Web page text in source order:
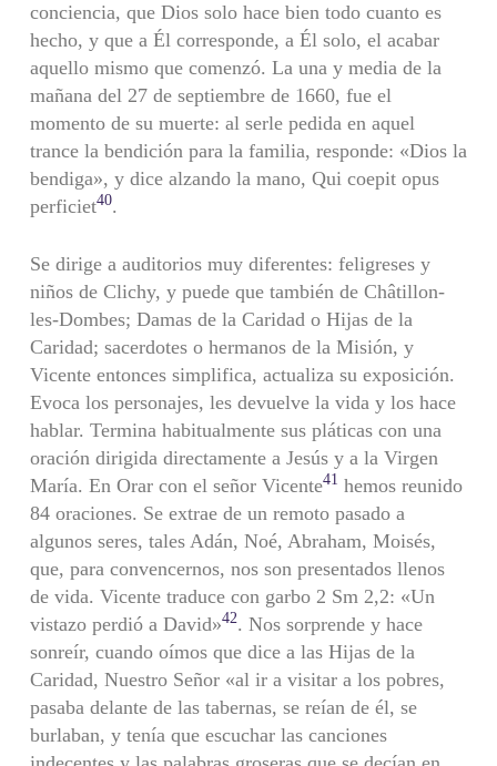
conciencia, que Dios solo hace bien todo cuanto es
hecho, y que a Él corresponde, a Él solo, el acabar
aquello mismo que comenzó. La una y media de la
mañana del 27 de septiembre de 1660, fue el
momento de su muerte: al serle pedida en aquel
trance la bendición para la familia, responde: «Dios la
bendiga», y dice alzando la mano, Qui coepit opus
perficiet40.
Se dirige a auditorios muy diferentes: feligreses y
niños de Clichy, y puede que también de Châtillon-
les-Dombes; Damas de la Caridad o Hijas de la
Caridad; sacerdotes o hermanos de la Misión, y
Vicente entonces simplifica, actualiza su exposición.
Evoca los personajes, les devuelve la vida y los hace
hablar. Termina habitualmente sus pláticas con una
oración dirigida directamente a Jesús y a la Virgen
María. En Orar con el señor Vicente41 hemos reunido
84 oraciones. Se extrae de un remoto pasado a
algunos seres, tales Adán, Noé, Abraham, Moisés,
que, para convencernos, nos son presentados llenos
de vida. Vicente traduce con garbo 2 Sm 2,2: «Un
vistazo perdió a David»42. Nos sorprende y hace
sonreír, cuando oímos que dice a las Hijas de la
Caridad, Nuestro Señor «al ir a visitar a los pobres,
pasaba delante de las tabernas, se reían de él, se
burlaban, y tenía que escuchar las canciones